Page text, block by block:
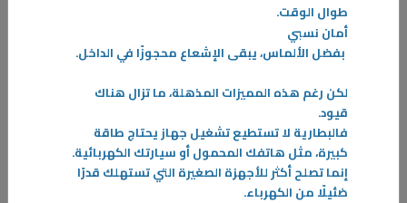
الانبعاثات الضارة؛ حيث يؤدي ارتفاع
طوال الوقت.
أمان نسبي
بفضل الألماس، يبقى الإشعاع محجوزًا في الداخل.
لكن رغم هذه المميزات المذهلة، ما تزال هناك
قيود.
فالبطارية لا تستطيع تشغيل جهاز يحتاج طاقة
كبيرة، مثل هاتفك المحمول أو سيارتك الكهربائية.
إنما تصلح أكثر للأجهزة الصغيرة التي تستهلك قدرًا
ضئيلًا من الكهرباء.